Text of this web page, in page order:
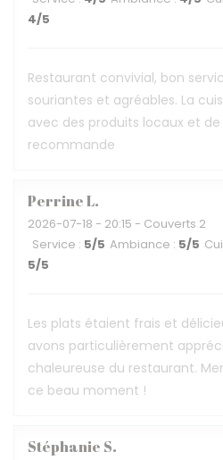
4/5
Restaurant convivial, bon
souriantes et agréables. La
avec des produits locaux et de
recommande
PerrineL
2026-07-18 - 20:15 - Couverts 2
Service : 5/5 Ambiance : 5/5
5/5
Les plats étaient frais et
avons particulièrement
chaleureuse du restaurant.
ce beau moment !
Stéphanie S